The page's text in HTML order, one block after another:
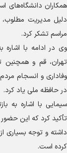
همکاران دانشگاه‌های
دلیل مدیریت مطلوب،
مراسم تشکر کرد.
وی در ادامه با
تهران، قم و همچنین
وفاداری و انسجام
در حافظه ملی یاد کرد.
سیمایی با اشاره به
تأکید کرد که این
داشته و توجه بسیاری
کرده است.